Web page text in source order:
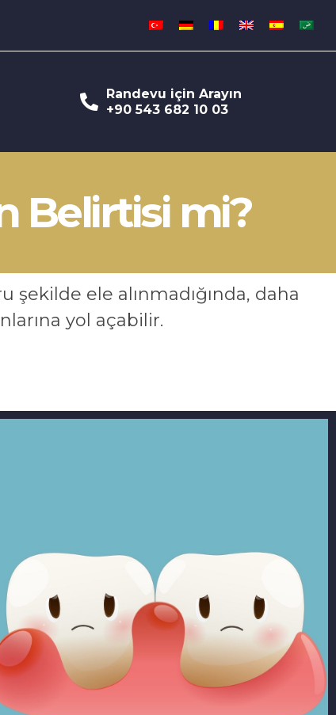
Randevu için Arayın
+90 543 682 10 03
Belirtisi mi?
şekilde ele alınmadığında, daha
yol açabilir.